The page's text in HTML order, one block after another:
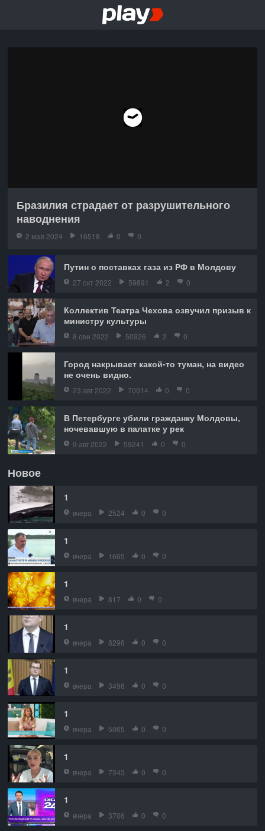
Бразилия страдает от разрушительного
наводнения
2 мая 2024 16518 0 0
Путин о поставках газа из РФ в Молдову
27 окт 2022 59891 2 0
Коллектив Театра Чехова озвучил призыв к
министру культуры
8 сен 2022 50926 2 0
Город накрывает какой-то туман, на видео
не очень видно.
23 авг 2022 70014 0 0
В Петербурге убили гражданку Молдовы,
ночевавшую в палатке у рек
9 авг 2022 59241 0 0
Новое
1
вчера 2524 0 0
1
вчера 1665 0 0
1
вчера 817 0 0
1
вчера 8296 0 0
1
вчера 3496 0 0
1
вчера 5065 0 0
1
вчера 7343 0 0
1
вчера 3706 0 0